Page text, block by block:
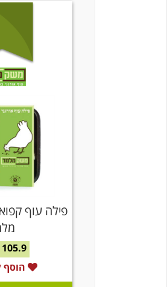
פילה עוף
105.9 ₪
הוסף